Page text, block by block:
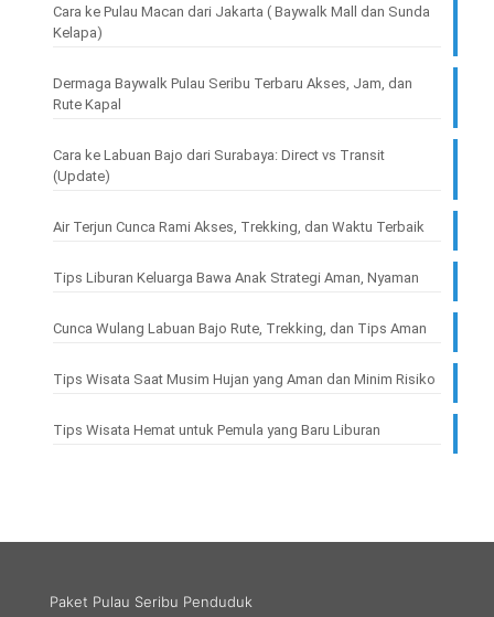
Cara ke Pulau Macan dari Jakarta ( Baywalk Mall dan Sunda
Kelapa)
Dermaga Baywalk Pulau Seribu Terbaru Akses, Jam, dan
Rute Kapal
Cara ke Labuan Bajo dari Surabaya: Direct vs Transit
(Update)
Air Terjun Cunca Rami Akses, Trekking, dan Waktu Terbaik
Tips Liburan Keluarga Bawa Anak Strategi Aman, Nyaman
Cunca Wulang Labuan Bajo Rute, Trekking, dan Tips Aman
Tips Wisata Saat Musim Hujan yang Aman dan Minim Risiko
Tips Wisata Hemat untuk Pemula yang Baru Liburan
Paket Pulau Seribu Penduduk